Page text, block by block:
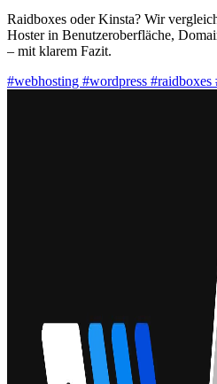
Raidboxes oder Kinsta? Wir
Hoster in Benutzeroberfläche,
– mit klarem Fazit.
#webhosting #wordpress #raidboxes